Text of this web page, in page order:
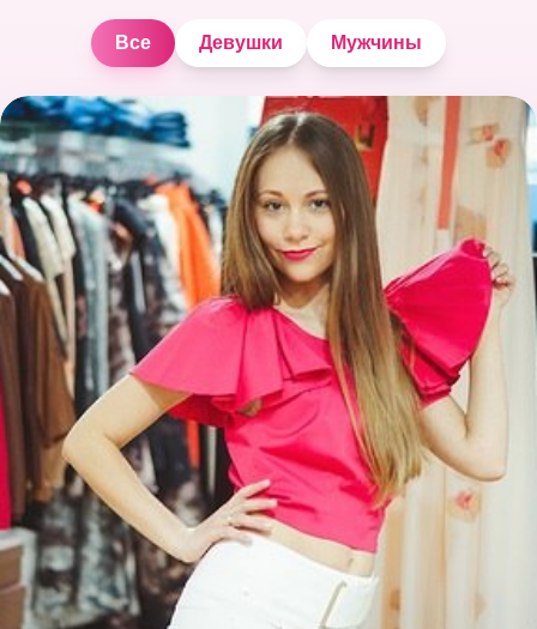
Все Девушки Мужчины